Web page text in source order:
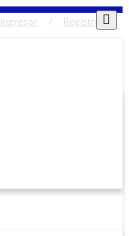
Ingresar / Registrarse